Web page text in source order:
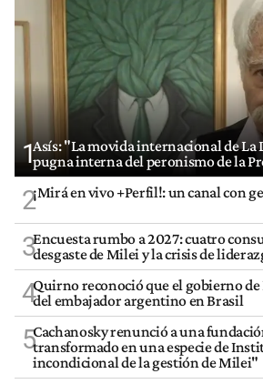
1Asís: "La movida internacional de La
pugna interna del peronismo de la
2¡Mirá en vivo +Perfil!: un canal con
3Encuesta rumbo a 2027: cuatro
desgaste de Milei y la crisis de
4Quirno reconoció que el gobierno
del embajador argentino en Brasil
5Cachanosky renunció a una
transformado en una especie de
incondicional de la gestión de Milei"